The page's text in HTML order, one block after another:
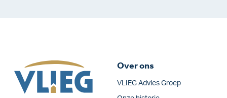
Over ons
VLIEG Advies Groep